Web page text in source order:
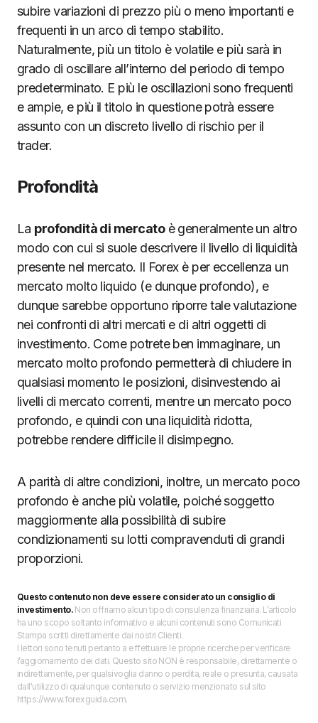
subire variazioni di prezzo più o meno importanti e
frequenti in un arco di tempo stabilito.
Naturalmente, più un titolo è volatile e più sarà in
grado di oscillare all’interno del periodo di tempo
predeterminato. E più le oscillazioni sono frequenti
e ampie, e più il titolo in questione potrà essere
assunto con un discreto livello di rischio per il
trader.
Profondità
La profondità di mercatoè generalmente un altro
modo con cui si suole descrivere il livello di liquidità
presente nel mercato. Il Forex è per eccellenza un
mercato molto liquido (e dunque profondo), e
dunque sarebbe opportuno riporre tale valutazione
nei confronti di altri mercati e di altri oggetti di
investimento. Come potrete ben immaginare, un
mercato molto profondo permetterà di chiudere in
qualsiasi momento le posizioni, disinvestendo ai
livelli di mercato correnti, mentre un mercato poco
profondo, e quindi con una liquidità ridotta,
potrebbe rendere difficile il disimpegno.
A parità di altre condizioni, inoltre, un mercato poco
profondo è anche più volatile, poiché soggetto
maggiormente alla possibilità di subire
condizionamenti su lotti compravenduti di grandi
proporzioni.
Questo contenuto non deve essere considerato un consiglio di
investimento.Non offriamo alcun tipo di consulenza finanziaria. L’articolo
ha uno scopo soltanto informativo e alcuni contenuti sono Comunicati
Stampa scritti direttamente dai nostri Clienti.
I lettori sono tenuti pertanto a effettuare le proprie ricerche per verificare
l’aggiornamento dei dati. Questo sito NON è responsabile, direttamente o
indirettamente, per qualsivoglia danno o perdita, reale o presunta, causata
dall'utilizzo di qualunque contenuto o servizio menzionato sul sito
https://www.forexguida.com.